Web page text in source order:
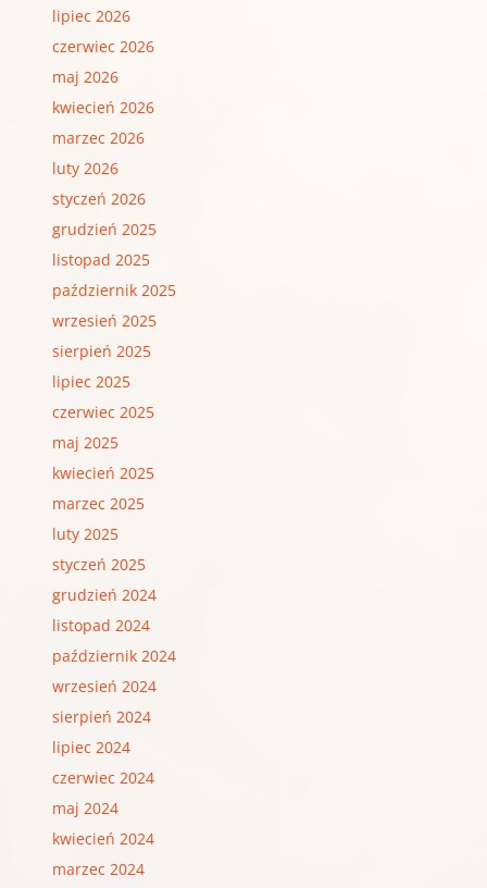
lipiec 2026
czerwiec 2026
maj 2026
kwiecień 2026
marzec 2026
luty 2026
styczeń 2026
grudzień 2025
listopad 2025
październik 2025
wrzesień 2025
sierpień 2025
lipiec 2025
czerwiec 2025
maj 2025
kwiecień 2025
marzec 2025
luty 2025
styczeń 2025
grudzień 2024
listopad 2024
październik 2024
wrzesień 2024
sierpień 2024
lipiec 2024
czerwiec 2024
maj 2024
kwiecień 2024
marzec 2024